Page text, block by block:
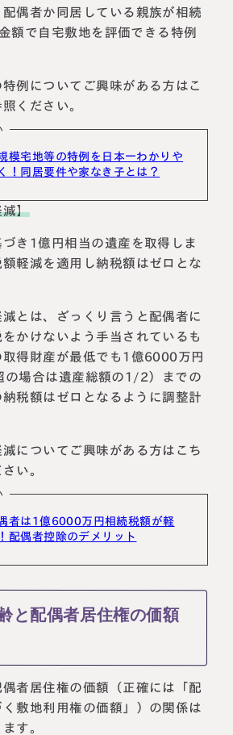
偶者か同居している親族が相続
額で自宅敷地を評価できる特例
例についてご興味がある方はこ
ください。
模宅地等の特例を日本一わかりや
！同居要件や家なき子とは？
減】
き1億円相当の遺産を取得しま
軽減を適用し納税額はゼロとな
とは、ざっくり言うと配偶者に
かけないよう手当されているも
得財産が最低でも1億6000万円
の場合は遺産総額の1/2）までの
税額はゼロとなるように調整計
についてご興味がある方はこち
い。
者は1億6000万円相続税額が軽
配偶者控除のデメリット
と配偶者居住権の価額
者居住権の価額（正確には「配
敷地利用権の価額」）の関係は
す。